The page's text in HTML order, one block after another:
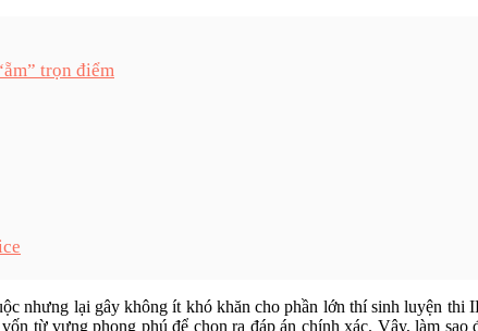
trọn điểm
nhưng lại gây không ít khó khăn cho phần lớn thí sinh luyện thi
từ vựng phong phú để chọn ra đáp án chính xác. Vậy, làm